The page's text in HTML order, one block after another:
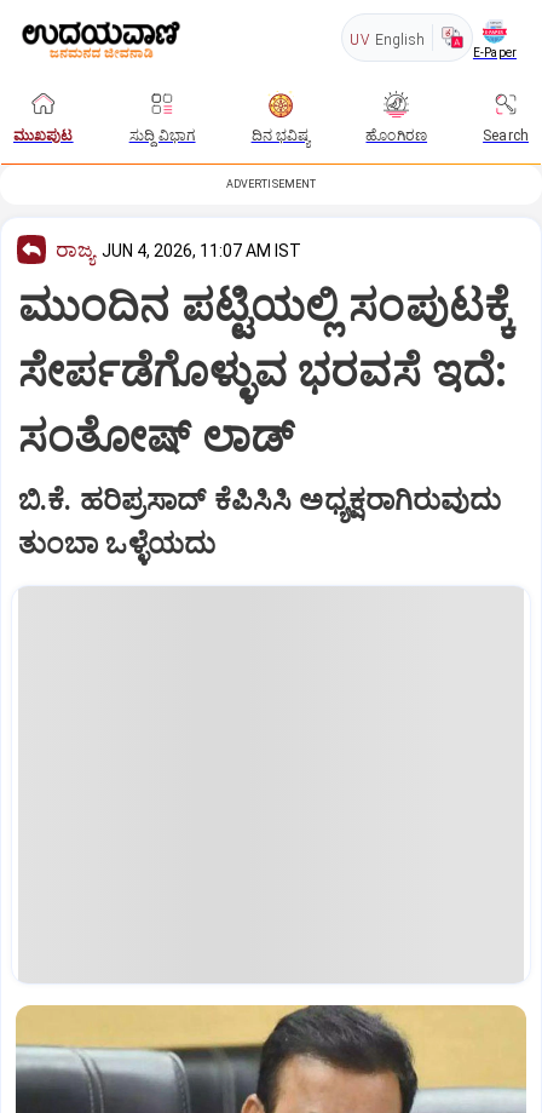
UV English
E-Paper
ಮುಖಪುಟ ಸುದ್ದಿ ವಿಭಾಗ ದಿನ ಭವಿಷ್ಯ ಹೊಂಗಿರಣ Search
ADVERTISEMENT
ರಾಜ್ಯ JUN 4, 2026, 11:07 AM IST
ಮುಂದಿನ ಪಟ್ಟಿಯಲ್ಲಿ ಸಂಪುಟಕ್ಕೆ
ಸೇರ್ಪಡೆಗೊಳ್ಳುವ ಭರವಸೆ ಇದೆ:
ಸಂತೋಷ್ ಲಾಡ್
ಬಿ.ಕೆ. ಹರಿಪ್ರಸಾದ್ ಕೆಪಿಸಿಸಿ ಅಧ್ಯಕ್ಷರಾಗಿರುವುದು
ತುಂಬಾ ಒಳ್ಳೆಯದು